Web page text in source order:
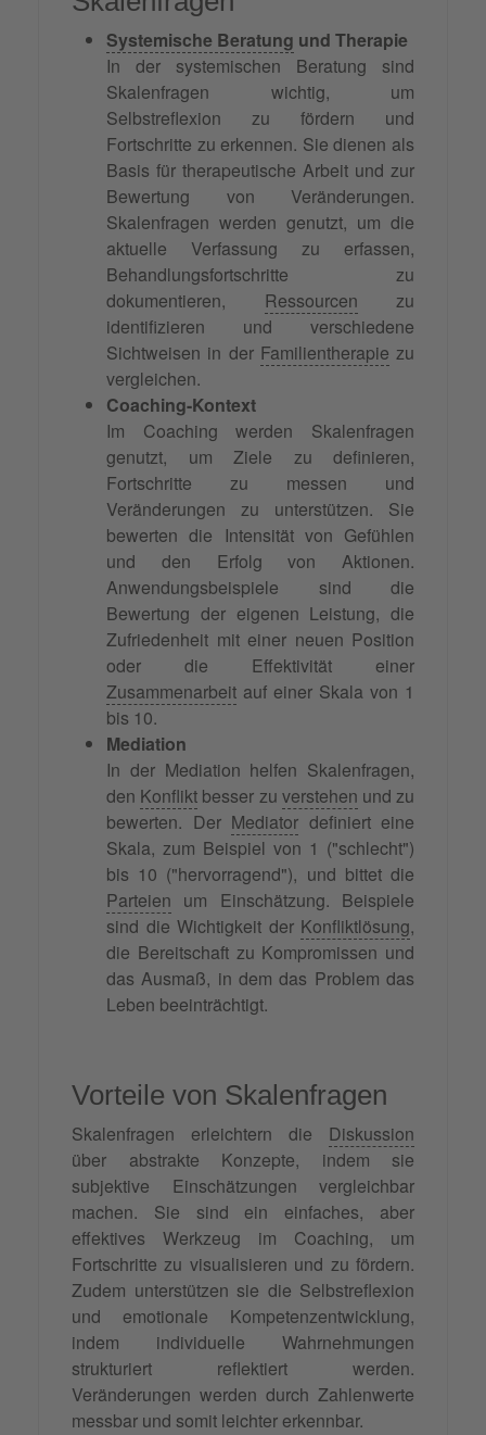
Systemische Beratung und Therapie
In der systemischen Beratung sind
Skalenfragen wichtig, um
Selbstreflexion zu fördern und
Fortschritte zu erkennen. Sie dienen als
Basis für therapeutische Arbeit und zur
Bewertung von Veränderungen.
Skalenfragen werden genutzt, um die
aktuelle Verfassung zu erfassen,
Behandlungsfortschritte zu
dokumentieren, Ressourcen zu
identifizieren und verschiedene
Sichtweisen in der Familientherapie zu
vergleichen.
Coaching-Kontext
Im Coaching werden Skalenfragen
genutzt, um Ziele zu definieren,
Fortschritte zu messen und
Veränderungen zu unterstützen. Sie
bewerten die Intensität von Gefühlen
und den Erfolg von Aktionen.
Anwendungsbeispiele sind die
Bewertung der eigenen Leistung, die
Zufriedenheit mit einer neuen Position
oder die Effektivität einer
Zusammenarbeit auf einer Skala von 1
bis 10.
Mediation
In der Mediation helfen Skalenfragen,
den Konflikt besser zu verstehen und zu
bewerten. Der Mediator definiert eine
Skala, zum Beispiel von 1 ("schlecht")
bis 10 ("hervorragend"), und bittet die
Parteien um Einschätzung. Beispiele
sind die Wichtigkeit der Konfliktlösung,
die Bereitschaft zu Kompromissen und
das Ausmaß, in dem das Problem das
Leben beeinträchtigt.
Vorteile von Skalenfragen
Skalenfragen erleichtern die Diskussion
über abstrakte Konzepte, indem sie
subjektive Einschätzungen vergleichbar
machen. Sie sind ein einfaches, aber
effektives Werkzeug im Coaching, um
Fortschritte zu visualisieren und zu fördern.
Zudem unterstützen sie die Selbstreflexion
und emotionale Kompetenzentwicklung,
indem individuelle Wahrnehmungen
strukturiert reflektiert werden.
Veränderungen werden durch Zahlenwerte
messbar und somit leichter erkennbar.